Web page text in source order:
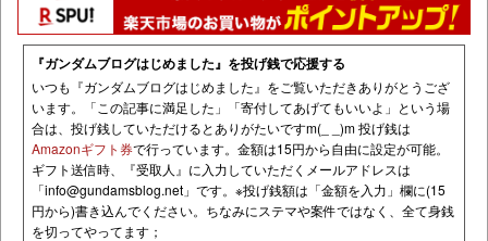
『ガンダムブログはじめました』を投げ銭で応援する
いつも『ガンダムブログはじめました』をご覧いただきありがとうござ
います。「この記事に満足した」「寄付してあげてもいいよ」という場
合は、投げ銭していただけるとありがたいですm(_ _)m 投げ銭は
Amazonギフト券で行っています。金額は15円から自由に設定が可能。
ギフト送信時、『受取人』に入力していただくメールアドレスは
「info@gundamsblog.net 」です。 ※投げ銭額は「金額を入力」欄に(15
円から)書き込んでください。ちなみにステマや案件ではなく、全て身銭
を切ってやってます；